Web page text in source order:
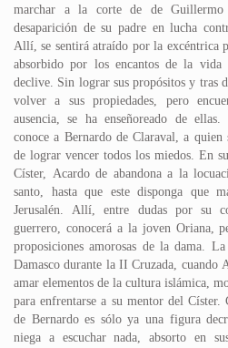
marchar a la corte de de Guillermo
desaparición de su padre en lucha
Allí, se sentirá atraído por la excéntrica
absorbido por los encantos de la vida
declive. Sin lograr sus propósitos y tras
volver a sus propiedades, pero
ausencia, se ha enseñoreado de
conoce a Bernardo de Claraval, a
de lograr vencer todos los miedos. En
Císter, Acardo de abandona a la
santo, hasta que este disponga que
Jerusalén. Allí, entre dudas por su
guerrero, conocerá a la joven Oriana,
proposiciones amorosas de la dama.
Damasco durante la II Cruzada, cuando
amar elementos de la cultura islámica,
para enfrentarse a su mentor del Císter.
de Bernardo es sólo ya una figura
niega a escuchar nada, absorto en